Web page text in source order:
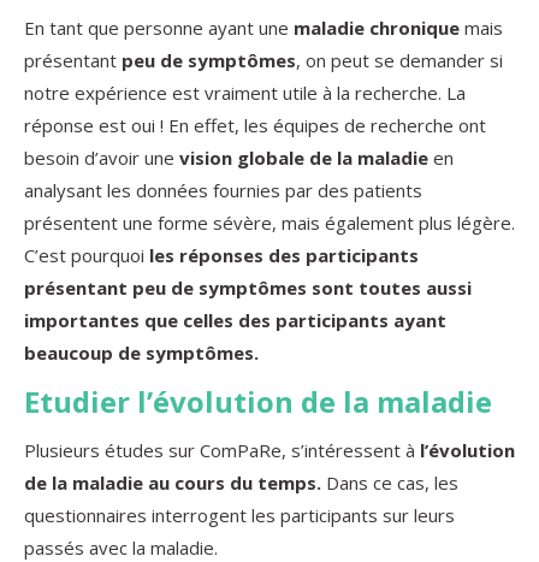
En tant que personne ayant une maladie chronique mais
présentant peu de symptômes, on peut se demander si
notre expérience est vraiment utile à la recherche. La
réponse est oui ! En effet, les équipes de recherche ont
besoin d’avoir une vision globale de la maladie en
analysant les données fournies par des patients
présentent une forme sévère, mais également plus légère.
C’est pourquoi les réponses des participants
présentant peu de symptômes sont toutes aussi
importantes que celles des participants ayant
beaucoup de symptômes.
Etudier l’évolution de la maladie
Plusieurs études sur ComPaRe, s’intéressent à l’évolution
de la maladie au cours du temps. Dans ce cas, les
questionnaires interrogent les participants sur leurs
passés avec la maladie.